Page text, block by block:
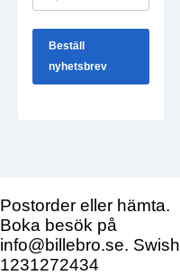
Postorder eller hämta.
Boka besök på
info@billebro.se. Swish
1231272434